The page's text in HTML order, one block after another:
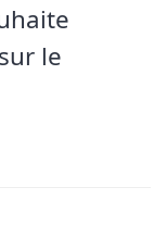
le